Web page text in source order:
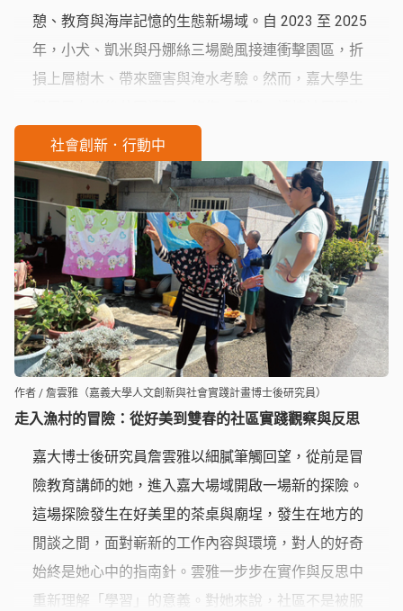
憩、教育與海岸記憶的生態新場域。自 2023 至 2025
年，小犬、凱米與丹娜絲三場颱風接連衝擊園區，折
損上層樹木、帶來鹽害與淹水考驗。然而，嘉大學生
強韌的自我調適能力，也累積了地方對海岸環境的理
解與照護經驗。風災因此不僅是破壞，更成為推動社
區生態意識與韌性學習的重要契機，使嘉好生態園成
為地方與嘉大共同前行的確實成果。
社會創新．行動中
走入漁村的冒險：從好美到雙春的社區實踐觀察與反思
作者 / 詹雲雅（嘉義大學人文創新與社會實踐計畫博士後研究員）
嘉大博士後研究員詹雲雅以細膩筆觸回望，從前是冒
險教育講師的她，進入嘉大場域開啟一場新的探險。
這場探險發生在好美里的茶桌與廟埕，發生在地方的
閒談之間，面對嶄新的工作內容與環境，對人的好奇
始終是她心中的指南針。雲雅一步步在實作與反思中
重新理解「學習」的意義。對她來說，社區不是被服